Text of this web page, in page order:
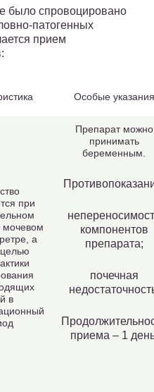
было спровоцировано
патогенных
прием
Особые указания
при
мочевом
а
в
Препарат можно
принимать
беременным.
компонентов
препарата;
почечная
приема – 1